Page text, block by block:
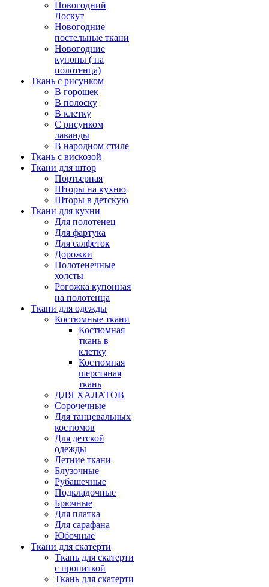
Новогодний
Лоскут
Новогодние
постельные ткани
Новогодние
купоны ( на
полотенца)
Ткань с рисунком
В горошек
В полоску
В клетку
С рисунком
лаванды
В народном стиле
Ткань с вискозой
Ткани для штор
Портьерная
Шторы на кухню
Шторы в детскую
Ткани для кухни
Для полотенец
Для фартука
Для салфеток
Дорожки
Полотенечные
холсты
Рогожка купонная
на полотенца
Ткани для одежды
Костюмные ткани
Костюмная
ткань в
клетку
Костюмная
шерстяная
ткань
ДЛЯ ХАЛАТОВ
Сорочечные
Для танцевальных
костюмов
Для детской
одежды
Летние ткани
Блузочные
Рубашечные
Подкладочные
Брючные
Для платка
Для сарафана
Юбочные
Ткани для скатерти
Ткань для скатерти
с пропиткой
Ткань для скатерти